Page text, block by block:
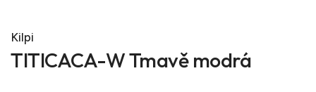
Kilpi
TITICACA-W Tmavě modrá